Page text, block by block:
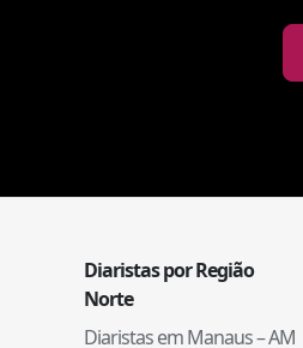
Diaristas por Região
Norte
Diaristas emManaus–AM